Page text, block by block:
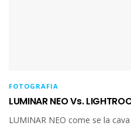
FOTOGRAFIA
LUMINAR NEO Vs.
LUMINAR NEO come se la